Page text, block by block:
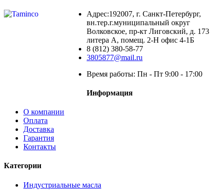
Адрес:192007, г. Санкт-Петербург,
вн.тер.г.муниципальный округ
Волковское, пр-кт Лиговский, д. 173
литера А, помещ. 2-Н офис 4-1Б
8 (812) 380-58-77
3805877@mail.ru
Время работы: Пн - Пт 9:00 - 17:00
Информация
О компании
Оплата
Доставка
Гарантия
Контакты
Категории
Индустриальные масла